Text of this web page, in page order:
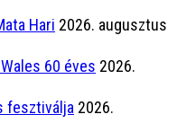
Hari 2026. augusztus
60 éves 2026.
fesztiválja 2026.